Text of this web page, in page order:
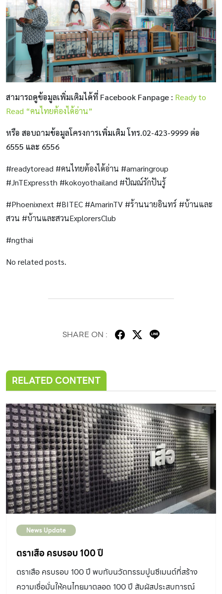
สามารถดูข้อมูลเพิ่มเติมได้ที่ Facebook Fanpage : Ready to
Read “คนไทยต้องได้อ่าน”
หรือ สอบถามข้อมูลโครงการเพิ่มเติม โทร.02-423-9999 ต่อ
6555 และ 6556
#readytoread #คนไทยต้องได้อ่าน #amaringroup
#JnTExpressth #kokoyothailand #ปัณณ์รักปันรู้
#Phoenixnext #BITEC #AmarinTV #ร้านนายอินทร์ #บ้านและ
สวน #บ้านและสวนExplorersClub
#ngthai
No related posts.
SHARE ON :
RELATED CONTENT
News Update
ตราเสือ ครบรอบ 100 ปี
ตราเสือ ครบรอบ 100 ปี พบกับนวัตกรรมปูนซีเมนต์ที่สร้าง
ความเชื่อมั่นให้คนไทยมาตลอด 100 ปี สัมผัสประสบการณ์